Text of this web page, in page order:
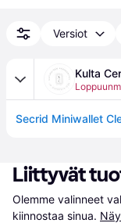
Versiot
Kulta
Secrid Miniwallet
Liittyvät
Olemme valinneet
kiinnostaa sinua.